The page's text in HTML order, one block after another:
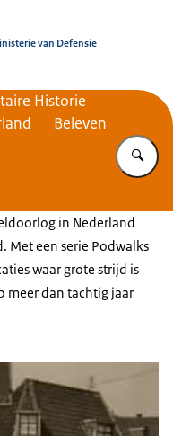
van Defensie
Historie
Beleven
in Nederland
Met een serie Podwalks
waar grote strijd is
meer dan tachtig jaar